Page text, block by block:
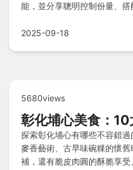
能，並分享聰明控制份量、
2025-09-18
5680views
彰化埔心美食：
探索彰化埔心有哪些不容錯
麥香藝術、古早味碗粿的懷
補，還有脆皮肉圓的酥脆享